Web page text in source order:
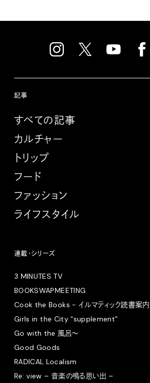
記事
すべての記事
カルチャー
トリップ
フード
ファッション
ライフスタイル
連載・シリーズ
3 MINUTES TV
BOOKSWAPMEETING
Cook the Books - イルマティック読書案内
Girls in the City “supplement”
Go with the 風呂〜
Good Goods
RADICAL Localism
Re: view – 音楽の鳴る思い出 –